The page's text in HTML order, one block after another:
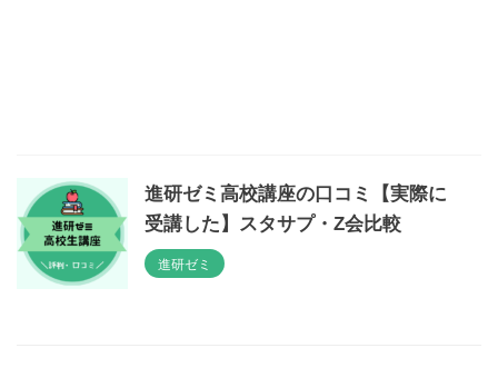
進研ゼミ高校講座の口コミ【実際に
受講した】スタサプ・Z会比較
進研ゼミ